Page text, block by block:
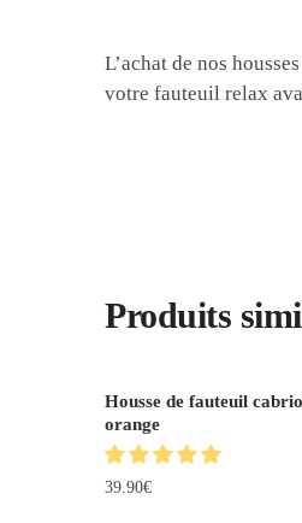
L’achat de nos
votre fauteuil relax
Produits
Housse de fauteuil
orange
39.90€